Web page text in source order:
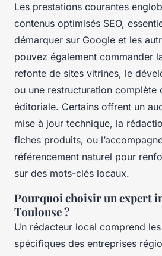
Les prestations courantes
contenus optimisés SEO,
démarquer sur Google et les
pouvez également commander
refonte de sites vitrines, le
ou une restructuration complète
éditoriale. Certains offrent un
mise à jour technique, la
fiches produits, ou
référencement naturel pour
sur des mots-clés locaux.
Pourquoi choisir un expert
Toulouse ?
Un rédacteur local comprend
spécifiques des entreprises